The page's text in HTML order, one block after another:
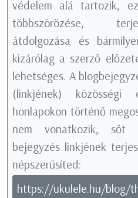
védelem alá tartozik,
többszörözése,
átdolgozása és
kizárólag a szerző
lehetséges. A
(linkjének)
honlapokon történő
nem vonatkozik, sőt
bejegyzés linkjének
népszerűsíted:
https://ukulele.hu/blog/